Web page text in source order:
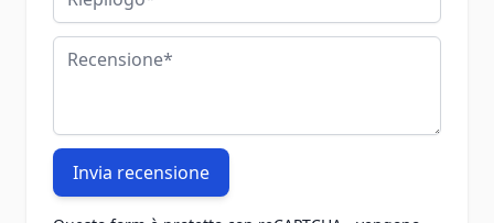
Recensione
Invia recensione